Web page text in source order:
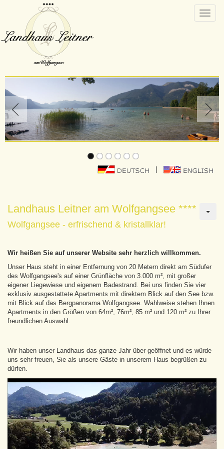
Toggle
Landhaus Leitner am Wolfgangsee ****
Wolfgangsee - erfrischend & kristallklar!
Wir heißen Sie auf unserer Website sehr herzlich willkommen.
Unser Haus steht in einer Entfernung von 20 Metern direkt am Südufer
des Wolfgangsee's auf einer Grünfläche von 3.000 m², mit großer
eigener Liegewiese und eigenem Badestrand. Bei uns finden Sie vier
exklusiv ausgestattete Apartments mit direktem Blick auf den See bzw.
mit Blick auf das Bergpanorama Wolfgangsee. Wahlweise stehen Ihnen
Apartments in den Größen von 64m², 76m², 85 m² und 120 m² zu Ihrer
freundlichen Auswahl.
Wir haben unser Landhaus das ganze Jahr über geöffnet und es würde
uns sehr freuen, Sie als unsere Gäste in unserem Haus begrüßen zu
dürfen.